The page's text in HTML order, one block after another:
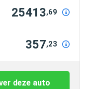
25413,69
357,23
deze auto